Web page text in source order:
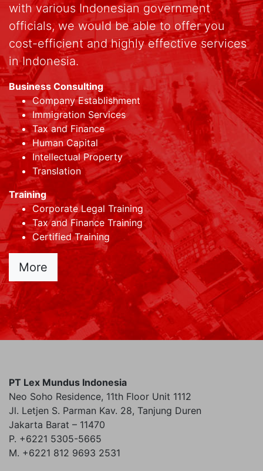
with various Indonesian government
officials, we would be able to offer you
cost-efficient and highly effective services
in Indonesia.
Business Consulting
Company Establishment
Immigration Services
Tax and Finance
Human Capital
Intellectual Property
Translation
Training
Corporate Legal Training
Tax and Finance Training
Certified Training
More
PT Lex Mundus Indonesia
Neo Soho Residence, 11th Floor Unit 1112
Jl. Letjen S. Parman Kav. 28, Tanjung Duren
Jakarta Barat – 11470
P. +6221 5305-5665
M. +6221 812 9693 2531